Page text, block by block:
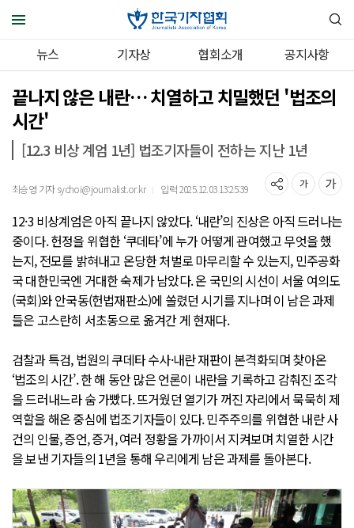
뉴스 기자상 협회소개 공지사항
끝나지 않은 내란… 치열하고 치밀했던 '법조의
시간'
[12.3 비상 계엄 1년] 법조기자들이 전하는 지난 1년
최승영 기자 sychoi@journalist.or.kr ｜ 입력 2025.12.03 13:25:39
12·3 비상계엄은 아직 끝나지 않았다. ‘내란’의 진상은 아직 드러나는
중이다. 헌정을 위협한 ‘쿠데타’에 누가 어떻게 관여했고 무엇을 했
는지, 전모를 밝혀내고 온당한 처벌로 마무리할 수 있는지, 민주공화
국 대한민국엔 거대한 숙제가 남았다. 온 국민의 시선이 서울 여의도
(국회)와 안국동(헌법재판소)에 쏠렸던 시기를 지나며 이 남은 과제
들은 고스란히 서초동으로 옮겨간 게 현재다.
검찰과 특검, 법원의 쿠데타 수사·내란 재판이 본격화되며 찾아온
‘법조의 시간’. 한 해 동안 많은 언론이 내란을 기록하고 감춰진 조각
을 드러내느라 숨 가빴다. 뜨거웠던 열기가 꺼진 자리에서 묵묵히 제
역할을 해온 중심에 법조기자들이 있다. 민주주의를 위협한 내란 사
건의 인물, 증언, 증거, 여러 정황을 가까이서 지켜보며 치열한 시간
을 보낸 기자들의 1년을 통해 우리에게 남은 과제를 돌아본다.